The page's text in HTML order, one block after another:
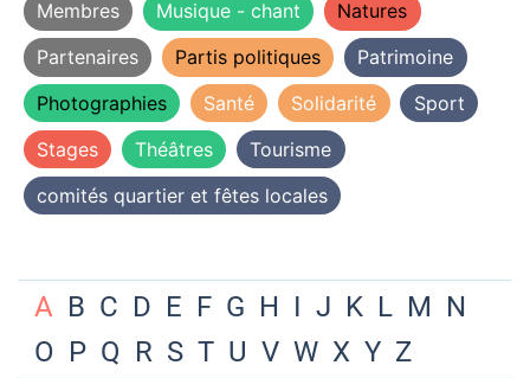
Membres
Musique - chant
Natures
Partenaires
Partis politiques
Patrimoine
Photographies
Santé Solidarité
Sport
Stages
Théâtres
Tourisme
comités quartier et fêtes locales
A B C D E F G H I J K L M N
O P Q R S T U V W X Y Z